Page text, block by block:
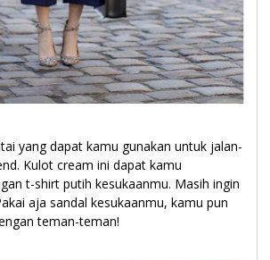
yang dapat kamu gunakan untuk jalan-
Kulot cream ini dapat kamu
t-shirt putih kesukaanmu. Masih ingin
aja sandal kesukaanmu, kamu pun
teman-teman!